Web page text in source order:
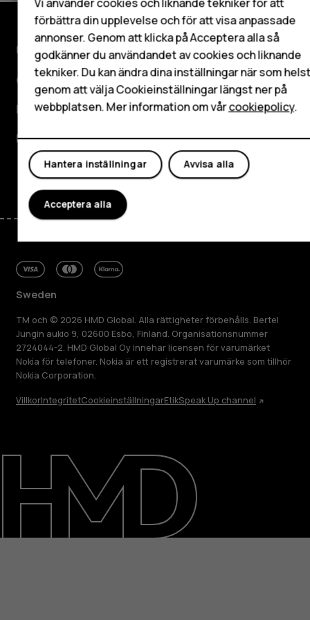
Surfplattor
Mitt konto
Utforska
Om
Planet and people
Kundservice
FacebookInstagram
TiktokYoutubeLinkedinDiscord
Sweden
TM och © 2026 HMD Global. Alla rättigheter förbehålls. Bertel
Jungin aukio 9, 02600 Esbo, Finland. Organisationsnummer
2724044-2. HMD Global Oy innehar licensen för varumärket
Nokia för telefoner. Nokia är ett registrerat varumärke som tillhör
Nokia Corporation.
VillkorIntegritetCookieinställningarEtikSpeak Up channel
förbättra din upplevelse och för att visa anpassade
annonser. Genom att klicka på Acceptera alla så
godkänner du användandet av cookies och liknande
tekniker. Du kan ändra dina inställningar när som helst
genom att välja Cookieinställningar längst ner på
webbplatsen. Mer information om vårcookiepolicy.
Avvisa alla
Hantera inställningar
Acceptera alla